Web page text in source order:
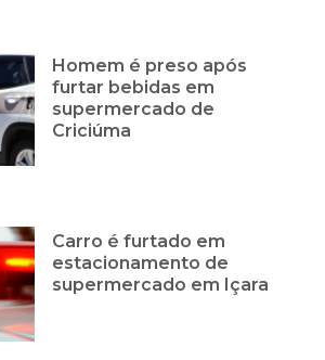
Homem é preso após
furtar bebidas em
supermercado de
Criciúma
Carro é furtado em
estacionamento de
supermercado em Içara